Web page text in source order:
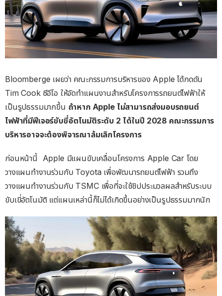
Bloomberge เผยว่า คณะกรรมการบริหารของ Apple ได้กดดัน
Tim Cook ซีอีโอ ให้จัดทำแผนงานสำหรับโครงการรถยนต์ไฟฟ้าให้
เป็นรูปธรรมมากขึ้น ถ้าหาก Apple ไม่สามารถส่งมอบรถยนต์
ไฟฟ้าที่มีฟีเจอร์ขับขี่อัตโนมัติระดับ 2 ได้ในปี 2028 คณะกรรมการ
บริหารอาจจะต้องพิจารณาล้มเลิกโครงการ
ก่อนหน้านี้ Apple มีแผนขับเคลื่อนโครงการ Apple Car โดย
วางแผนทำงานร่วมกับ Toyota เพื่อพัฒนารถยนต์ไฟฟ้า รวมถึง
วางแผนทำงานร่วมกับ TSMC เพื่อที่จะใช้ชิปประมวลผลสำหรับระบบ
ขับเขี่อัตโนมัติ แต่แผนเหล่านี้ก็ไม่ได้เกิดขึ้นอย่างเป็นรูปธรรมมากนัก